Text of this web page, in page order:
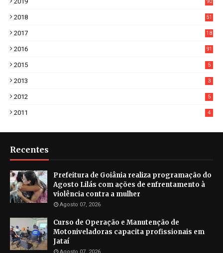
90
2018
51
2017
18
2016 91
2015 5
2013 3
2012 5
2011 4
Recentes
Prefeitura de Goiânia realiza programação do
Agosto Lilás com ações de enfrentamento à
violência contra a mulher
Agosto 07, 2026
Curso de Operação e Manutenção de
Motoniveladoras capacita profissionais em
Jataí